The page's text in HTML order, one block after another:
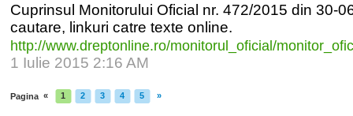
Cuprinsul Monitorului Oficial nr. 472/2015 din 30-
cautare, linkuri catre texte online.
http://www.dreptonline.ro/monitorul_ oficial/monitor_
1 Iulie 2015 2:16 AM
Pagina « 1 2 3 4 5 »